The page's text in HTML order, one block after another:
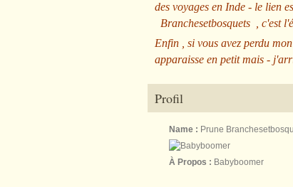
des voyages en Inde - le lien
Branchesetbosquets
, c'est
Enfin , si vous avez perdu
apparaisse en petit mais -
Profil
Name : Prune
À Propos : Babyboomer